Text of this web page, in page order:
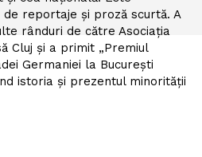
reportaje și proză scurtă. A
rânduri de către Asociația
Cluj și a primit „Premiul
Germaniei la București
istoria și prezentul minorității